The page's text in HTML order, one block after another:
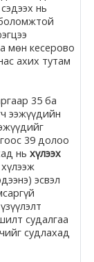
нь
мөн кесерово
ахих тутам
35 ба
ээжүүдийн
39 долоо
нь хүлээх
эсвэл
судалгаа
судлахад